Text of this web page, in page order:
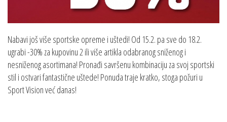
Nabavi još više sportske opreme i uštedi! Od 15.2. pa sve do 18.2.
ugrabi -30% za kupovinu 2 ili više artikla odabranog sniženog i
nesniženog asortimana! Pronađi savršenu kombinaciju za svoj sportski
stil i ostvari fantastične uštede! Ponuda traje kratko, stoga požuri u
Sport Vision već danas!